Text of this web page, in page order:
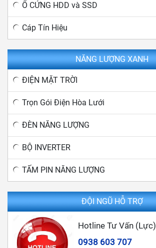
Ổ CỨNG HDD và SSD
Cáp Tín Hiệu
NĂNG LƯỢNG XANH
ĐIỆN MẶT TRỜI
Trọn Gói Điện Hòa Lưới
ĐÈN NĂNG LƯỢNG
BỘ INVERTER
TẤM PIN NĂNG LƯỢNG
ĐỘI NGŨ HỖ TRỢ
Hotline Tư Vấn (Lực)
0938 603 707